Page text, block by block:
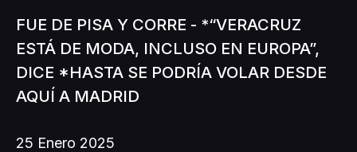
FUE DE PISA Y CORRE - *“VERACRUZ
ESTÁ DE MODA, INCLUSO EN EUROPA”,
DICE *HASTA SE PODRÍA VOLAR DESDE
AQUÍ A MADRID
25 Enero 2025